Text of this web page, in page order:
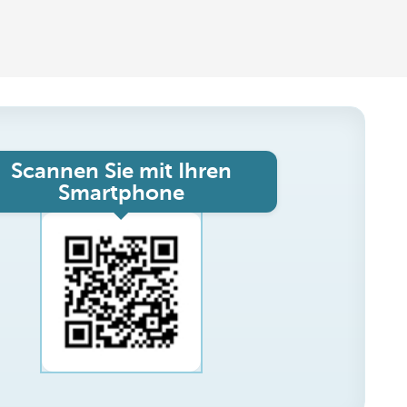
Scannen Sie mit Ihren
Smartphone